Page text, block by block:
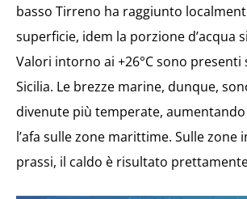
basso Tirreno ha raggiunto
superficie, idem la porzione d’acqua
Valori intorno ai +26°C sono presenti
Sicilia. Le brezze marine, dunque,
divenute più temperate,
l’afa sulle zone marittime. Sulle zone
prassi, il caldo è risultato